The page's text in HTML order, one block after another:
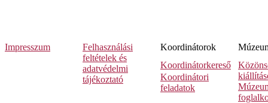
Impresszum
Felhasználási
feltételek és
adatvédelmi
tájékoztató
Koordinátorok
Koordinátorkereső
Koordinátori
feladatok